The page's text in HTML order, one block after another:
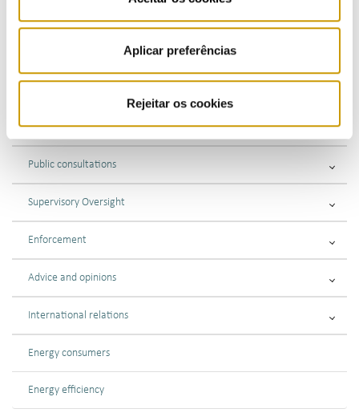
Aplicar preferências
Rejeitar os cookies
Instructions and recommendations (PT)
REMIT
Public consultations
Supervisory Oversight
Enforcement
Advice and opinions
International relations
Energy consumers
Energy efficiency